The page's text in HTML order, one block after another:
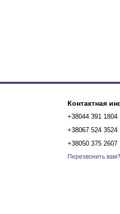
Контактная
+38044 391 1804
+38067 524 3524
+38050 375 2607
Перезвонить вам?